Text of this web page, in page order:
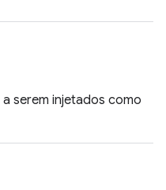
serem injetados como